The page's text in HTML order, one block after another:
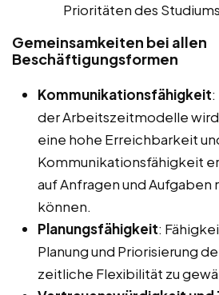
Prioritäten des
Gemeinsamkeiten bei allen
Beschäftigungsformen
Kommunikationsfähigkeit
der Arbeitszeitmodelle
eine hohe Erreichbarkeit
Kommunikationsfähigkeit
auf Anfragen und Aufgaben
können.
Planungsfähigkeit:
Planung und Priorisierung
zeitliche Flexibilität zu